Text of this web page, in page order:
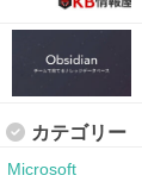
カテゴリー
Microsoft